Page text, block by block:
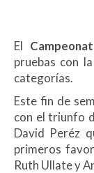
El
pruebas con
categorías.
Este fin de
con el triunfo
David Peréz
primeros
Ruth Ullate y